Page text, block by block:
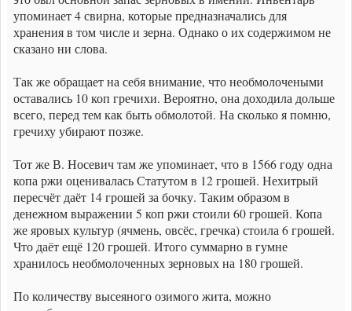
упоминает 4 свирна, которые предназначались для
хранения в том числе и зерна. Однако о их содержимом не
сказано ни слова.
Так же обращает на себя внимание, что необмолочеными
оставались 10 коп гречихи. Вероятно, она доходила дольше
всего, перед тем как быть обмолотой. На сколько я помню,
гречиху убирают позже.
Тот же В. Носевич там же упоминает, что в 1566 году одна
копа ржи оценивалась Статутом в 12 грошей. Нехитрый
пересчёт даёт 14 грошей за бочку. Таким образом в
денежном выражении 5 коп ржи стоили 60 грошей. Копа
же яровых культур (ячмень, овсёс, гречка) стоила 6 грошей.
Что даёт ещё 120 грошей. Итого суммарно в гумне
хранилось необмолоченных зерновых на 180 грошей.
По количеству высеяного озимого жита, можно